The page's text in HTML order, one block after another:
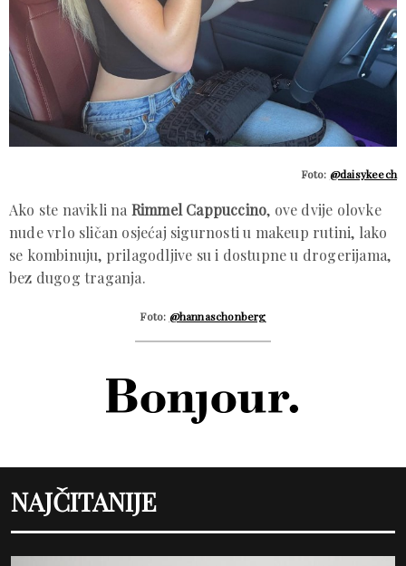
Foto: @daisykeech
Ako ste navikli na Rimmel Cappuccino, ove dvije olovke
nude vrlo sličan osjećaj sigurnosti u makeup rutini, lako
se kombinuju, prilagodljive su i dostupne u drogerijama,
bez dugog traganja.
Foto: @hannaschonberg
NAJČITANIJE